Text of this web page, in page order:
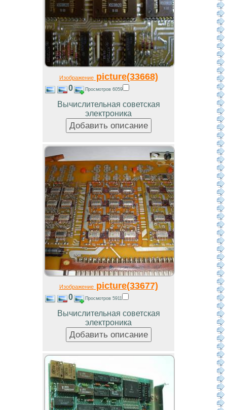
Изображениеpicture(33668)
0 Просмотров 6059
Вычислительная советская
электроника
Изображениеpicture(33677)
0 Просмотров 5911
Вычислительная советская
электроника